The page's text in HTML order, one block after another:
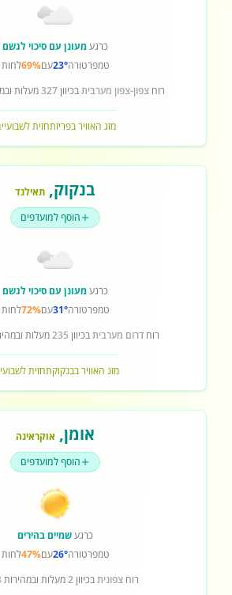
כרגעמעונן עם סיכוי לגשם
טמפרטורה23°עם69%לחות
רוח צפון-צפון מערביתבכיוון327מעלות
מזג האוויר בפריזתחזית
בנקוק, תאילנד
הוסף למועדפים
כרגעמעונן עם סיכוי לגשם
טמפרטורה31°עם72%לחות
רוח דרום מערביתבכיוון 235מעלות
מזג האוויר בבנקוקתחזית
אומן, אוקראינה
הוסף למועדפים
כרגעשמיים בהירים
טמפרטורה26°עם47%לחות
רוחצפוניתבכיוון2מעלות ובמהירות